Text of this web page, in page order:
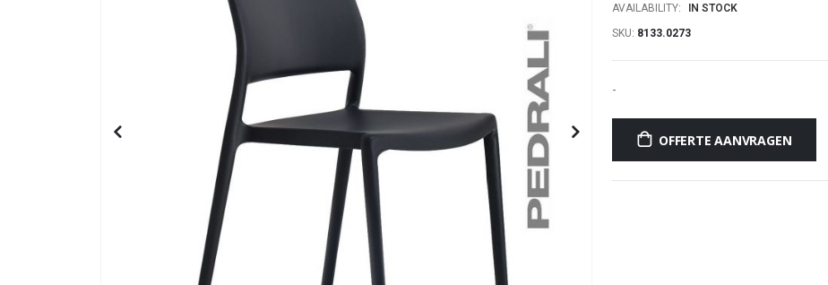
AVAILABILITY:
IN STOCK
SKU 8133.0273
-
OFFERTE AANVRAGEN